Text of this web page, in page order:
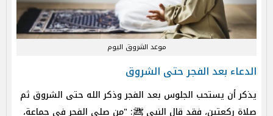
موعد الشروق اليوم
الدعاء بعد الفجر حتى الشروق
يذكر أن يستحب الجلوس بعد الفجر وذكر الله حتى الشروق ثم
صلاة ركعتين، فقد قال النبي ﷺ: "من صلى الفجر في جماعة،